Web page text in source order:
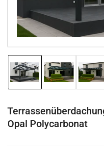
Bild
in
Galerieansicht
Bild
in
Galerieansicht
Bild
in
Opal Polycarbonat